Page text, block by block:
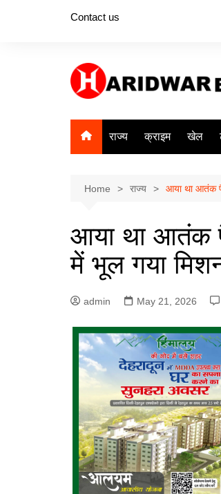
Contact us
राज्य क्राइम खेल
Home राज्य आया था आतंक
आया था आतंक
में भूल गया
admin May 21, 2026